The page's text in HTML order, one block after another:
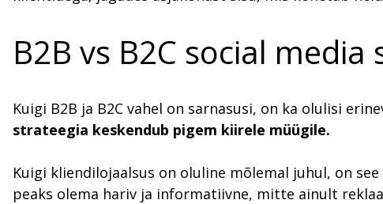
B2B vs B2C social
Kuigi B2B ja B2C vahel on sarnasusi, on ka olulisi
strateegia keskendub pigem kiirele müügile.
Kuigi kliendilojaalsus on oluline mõlemal juhul, on
peaks olema hariv ja informatiivne, mitte ainult